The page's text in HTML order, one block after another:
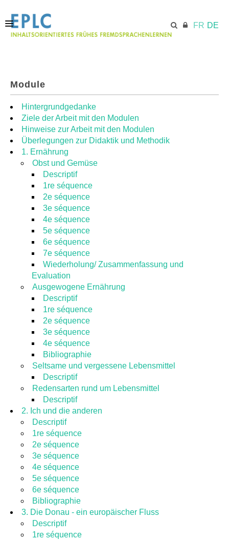
FR DE
MODULE
RESSOURCEN
Module
Hintergrundgedanke
Ziele der Arbeit mit den Modulen
Hinweise zur Arbeit mit den Modulen
Überlegungen zur Didaktik und Methodik
1. Ernährung
Obst und Gemüse
Descriptif
1re séquence
2e séquence
3e séquence
4e séquence
5e séquence
6e séquence
7e séquence
Wiederholung/ Zusammenfassung und
Evaluation
Ausgewogene Ernährung
Descriptif
1re séquence
2e séquence
3e séquence
4e séquence
Bibliographie
Seltsame und vergessene Lebensmittel
Descriptif
Redensarten rund um Lebensmittel
Descriptif
2. Ich und die anderen
Descriptif
1re séquence
2e séquence
3e séquence
4e séquence
5e séquence
6e séquence
Bibliographie
3. Die Donau - ein europäischer Fluss
Descriptif
1re séquence